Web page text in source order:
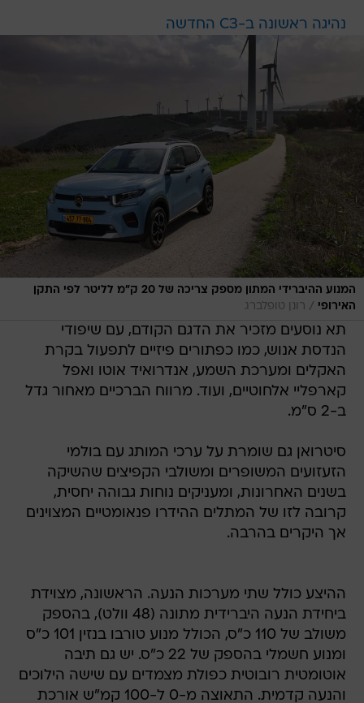
נהיגה ראשונה ב-C3 החדשה
המנוע ההיברידי המתון מספק צריכה של 20 ק"מ לליטר לפי התקן
האירופי / רונן טופלברג
תא נוסעים מזכיר את הדגם הקודם, עם שיפודי
הנדסת אנוש, כמו כפתורים פיזיים לתפעול בקרת
האקלים ומערכת השמע, אנדרואיד אוטו ואפל
קארפליי אלחוטיים, ועוד. מרווח הברכיים מאחור גדל
ב-2 ס"מ.
סיטרואן גם שומרת על ערכי המותג עם בולמי
הזעזועים המשופרים ומשולבי הקפיצים שהשיקה
בשנים האחרונות, ומעניקים נוחות גבוהה יחסית,
קרובה לזו של המתלים ההידרו פנאומטיים המצוינים
אך היקרים בהרבה.
ההיצע כולל שתי מערכות הנעה. הראשונה, מצוידת
ביחידת הנעה היברידית מתונה (48 וולט), בהספק
משולב של 110 כ"ס, הכולל מנוע טורבו בנזין 101 כ"ס
ומנוע חשמלי בהספק של 22 כ"ס. יש גם תיבה
אוטומטית רובוטית כפולת מצמדים עם שישה הילוכים
והנעה קדמית. התאוצה מ-0 ל-100 קמ"ש אורכת